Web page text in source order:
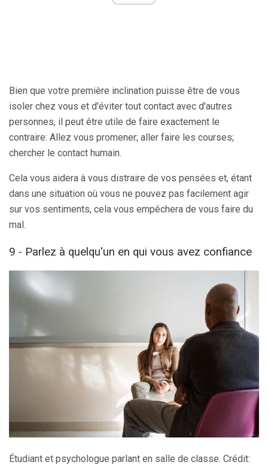
Bien que votre première inclination puisse être de vous
isoler chez vous et d'éviter tout contact avec d'autres
personnes, il peut être utile de faire exactement le
contraire: Allez vous promener; aller faire les courses;
chercher le contact humain.
Cela vous aidera à vous distraire de vos pensées et, étant
dans une situation où vous ne pouvez pas facilement agir
sur vos sentiments, cela vous empêchera de vous faire du
mal.
9 - Parlez à quelqu'un en qui vous avez confiance
Étudiant et psychologue parlant en salle de classe. Crédit: